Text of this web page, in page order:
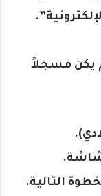
يكن مسجلاً
التالية.